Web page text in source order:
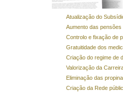
Atualização do
Aumento das pensões
Controlo e fixação de
Gratuitidade dos
Criação do regime de
Valorização da
Eliminação das
Criação da Rede